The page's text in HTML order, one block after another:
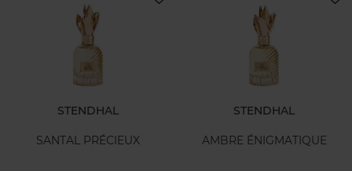
STENDHAL
SANTAL PRÉCIEUX
STENDHAL
AMBRE ÉNIGMATIQUE